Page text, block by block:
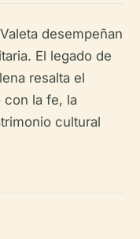
desempeñan
El legado de
resalta el
con la fe, la
cultural